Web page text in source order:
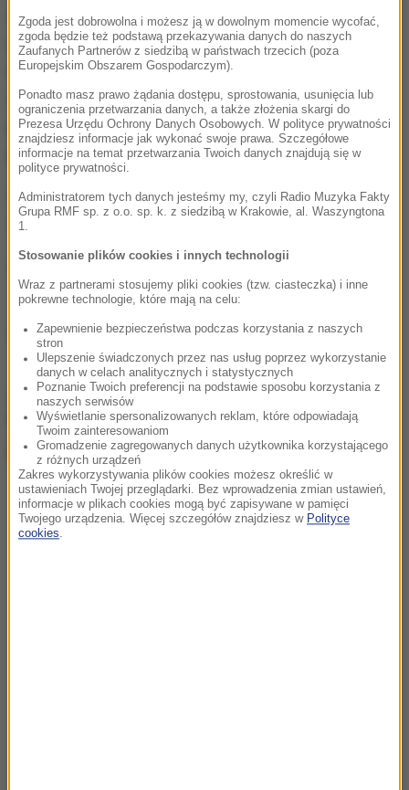
wspólnik opróżniał torby z przewożonej tam gotówki.
Aby okradzeni ludzie nie zorientowali się w porę, w
miejsce euro podrzucał białoruskie ruble, które, jak
zeznał w sądzie jeden z prowadzących sprawę
policjantom, były tak bezwartościowe, że "mogły
posłużyć jedynie do gry w Monopoly".
55-latek przeprosił za kradzieże. Został skazany na
2 lata i 10 miesięcy więzienia.
Źródło: RMF FM
chcesz widzieć więcej artykułów od RMF24?dodaj w
Google
Zgoda jest dobrowolna i możesz ją w dowolnym momencie wycofać,
zgoda będzie też podstawą przekazywania danych do naszych
Zaufanych Partnerów z siedzibą w państwach trzecich (poza
Europejskim Obszarem Gospodarczym).
Ponadto masz prawo żądania dostępu, sprostowania, usunięcia lub
ograniczenia przetwarzania danych, a także złożenia skargi do
Prezesa Urzędu Ochrony Danych Osobowych. W polityce prywatności
znajdziesz informacje jak wykonać swoje prawa. Szczegółowe
informacje na temat przetwarzania Twoich danych znajdują się w
polityce prywatności.
Administratorem tych danych jesteśmy my, czyli Radio Muzyka Fakty
Grupa RMF sp. z o.o. sp. k. z siedzibą w Krakowie, al. Waszyngtona
1.
Stosowanie plików cookies i innych technologii
Wraz z partnerami stosujemy pliki cookies (tzw. ciasteczka) i inne
pokrewne technologie, które mają na celu:
Zapewnienie bezpieczeństwa podczas korzystania z naszych
stron
Ulepszenie świadczonych przez nas usług poprzez wykorzystanie
danych w celach analitycznych i statystycznych
Poznanie Twoich preferencji na podstawie sposobu korzystania z
naszych serwisów
Wyświetlanie spersonalizowanych reklam, które odpowiadają
Twoim zainteresowaniom
Gromadzenie zagregowanych danych użytkownika korzystającego
z różnych urządzeń
Zakres wykorzystywania plików cookies możesz określić w
ustawieniach Twojej przeglądarki. Bez wprowadzenia zmian ustawień,
informacje w plikach cookies mogą być zapisywane w pamięci
Twojego urządzenia. Więcej szczegółów znajdziesz w Polityce
cookies.